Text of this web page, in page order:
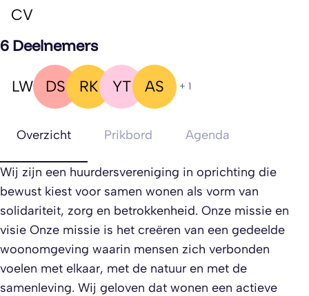
CV
6 Deelnemers
LW DS RK YT AS + 1
Overzicht Prikbord Agenda
Wij zijn een huurdersvereniging in oprichting die
bewust kiest voor samen wonen als vorm van
solidariteit, zorg en betrokkenheid. Onze missie en
visie Onze missie is het creëren van een gedeelde
woonomgeving waarin mensen zich verbonden
voelen met elkaar, met de natuur en met de
samenleving. Wij geloven dat wonen een actieve